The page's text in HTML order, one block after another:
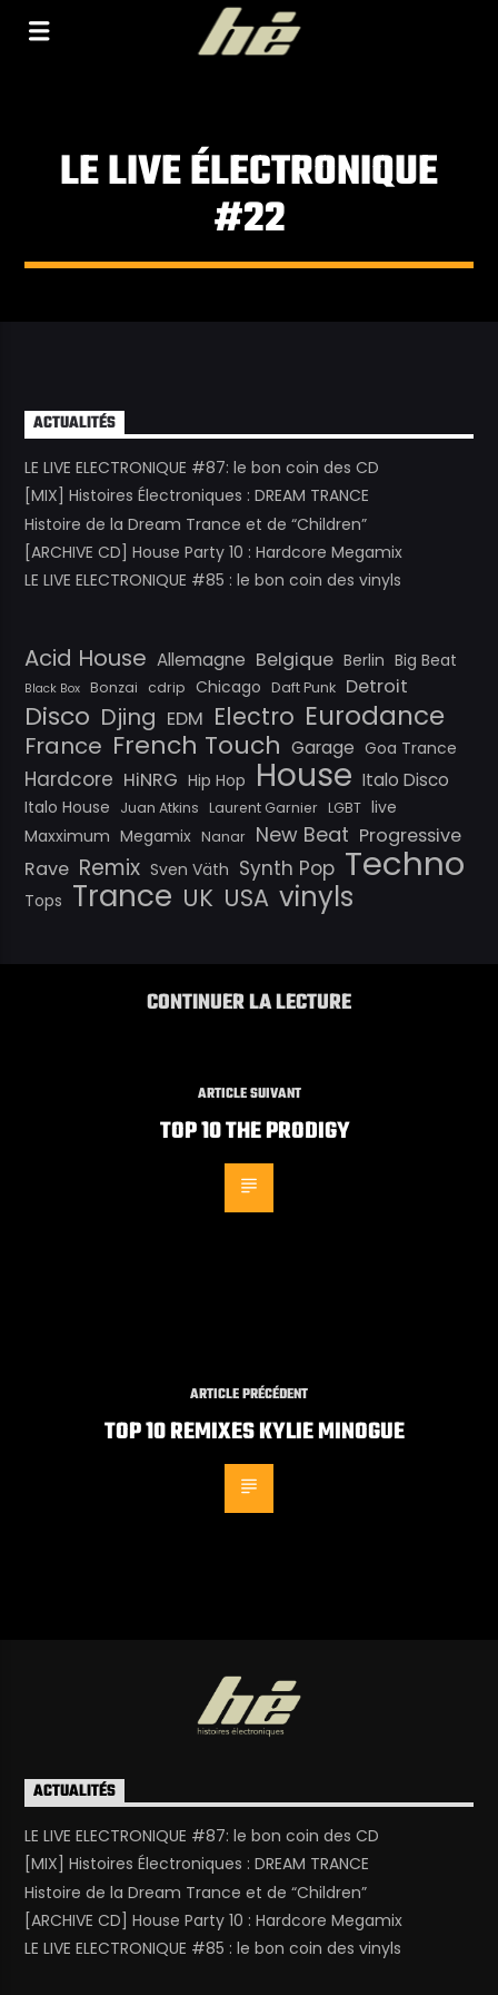
LE LIVE ÉLECTRONIQUE
#22
ACTUALITÉS
LE LIVE ELECTRONIQUE #87: le bon coin des CD
[MIX] Histoires Électroniques : DREAM TRANCE
Histoire de la Dream Trance et de “Children”
[ARCHIVE CD] House Party 10 : Hardcore Megamix
LE LIVE ELECTRONIQUE #85 : le bon coin des vinyls
Acid House Allemagne Belgique Berlin Big Beat
Black Box Bonzai cdrip Chicago Daft Punk Detroit
Disco Djing EDM Electro Eurodance
France French Touch Garage Goa Trance
Hardcore HiNRG Hip Hop House Italo Disco
Italo House Juan Atkins Laurent Garnier LGBT live
Maxximum Megamix Nanar New Beat Progressive
Rave Remix Sven Väth Synth Pop Techno
Tops Trance UK USA vinyls
CONTINUER LA LECTURE
ARTICLE SUIVANT
TOP 10 THE PRODIGY
ARTICLE PRÉCÉDENT
TOP 10 REMIXES KYLIE MINOGUE
ACTUALITÉS
LE LIVE ELECTRONIQUE #87: le bon coin des CD
[MIX] Histoires Électroniques : DREAM TRANCE
Histoire de la Dream Trance et de “Children”
[ARCHIVE CD] House Party 10 : Hardcore Megamix
LE LIVE ELECTRONIQUE #85 : le bon coin des vinyls